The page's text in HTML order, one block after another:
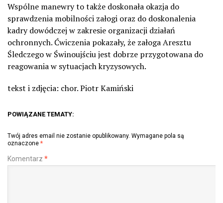
Wspólne manewry to także doskonała okazja do
sprawdzenia mobilności załogi oraz do doskonalenia
kadry dowódczej w zakresie organizacji działań
ochronnych. Ćwiczenia pokazały, że załoga Aresztu
Śledczego w Świnoujściu jest dobrze przygotowana do
reagowania w sytuacjach kryzysowych.
tekst i zdjęcia: chor. Piotr Kamiński
POWIĄZANE TEMATY:
Twój adres email nie zostanie opublikowany. Wymagane pola są
oznaczone *
Komentarz *